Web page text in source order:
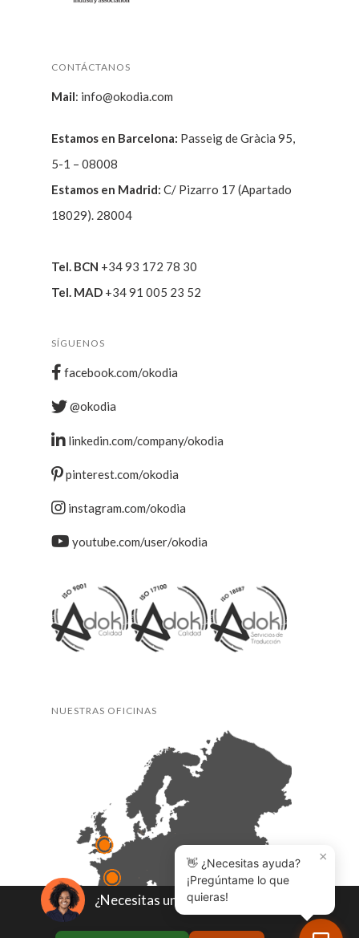
CONTÁCTANOS
Mail: info@okodia.com
Estamos en Barcelona: Passeig de Gràcia 95,
5-1 – 08008
Estamos en Madrid: C/ Pizarro 17 (Apartado
18029). 28004
Tel. BCN +34 93 172 78 30
Tel. MAD +34 91 005 23 52
SÍGUENOS
facebook.com/okodia
@okodia
linkedin.com/company/okodia
pinterest.com/okodia
instagram.com/okodia
youtube.com/user/okodia
NUESTRAS OFICINAS
×
👋 ¿Necesitas ayuda?
¡Pregúntame lo que
quieras!
¿Necesitas un presupuesto?